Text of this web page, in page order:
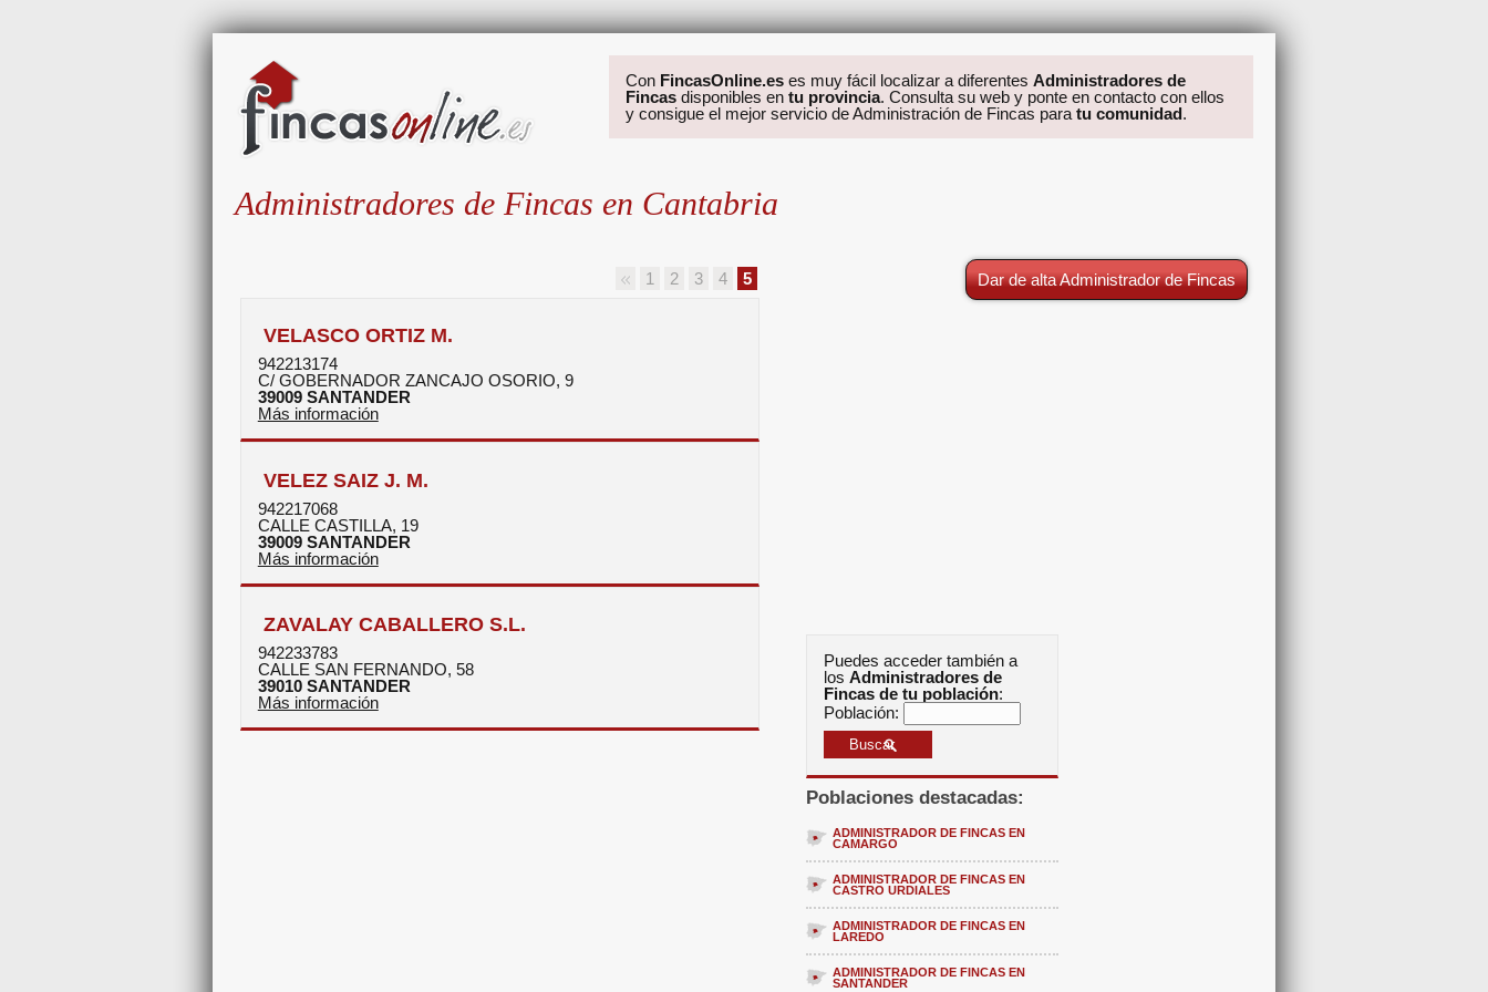
Con FincasOnline.eses muy fácil localizar a diferentes Administradores de
Fincasdisponibles en tu provincia. Consulta su web y ponte en contacto con ellos
y consigue el mejor servicio de Administración de Fincas para tu comunidad.
Administradores de Fincas en Cantabria
1 2 3 4 5
VELASCO ORTIZ M.
942213174
C/ GOBERNADOR ZANCAJO OSORIO, 9
39009 SANTANDER
Más información
VELEZ SAIZ J. M.
942217068
CALLE CASTILLA, 19
39009 SANTANDER
Más información
ZAVALAY CABALLERO S.L.
942233783
CALLE SAN FERNANDO, 58
39010 SANTANDER
Más información
Dar de alta Administrador de Fincas
Puedes acceder también a
los Administradores de
Fincas de tu población:
Población:
Poblaciones destacadas:
ADMINISTRADOR DE FINCAS EN
CAMARGO
ADMINISTRADOR DE FINCAS EN
CASTRO URDIALES
ADMINISTRADOR DE FINCAS EN
LAREDO
ADMINISTRADOR DE FINCAS EN
SANTANDER